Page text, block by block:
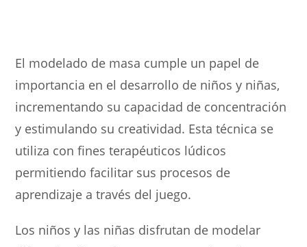
El modelado de masa cumple un papel de
importancia en el desarrollo de niños y niñas,
incrementando su capacidad de concentración
y estimulando su creatividad. Esta técnica se
utiliza con fines terapéuticos lúdicos
permitiendo facilitar sus procesos de
aprendizaje a través del juego.
Los niños y las niñas disfrutan de modelar